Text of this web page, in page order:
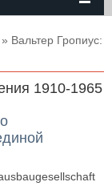
» Вальтер Гропиус:
1910-1965